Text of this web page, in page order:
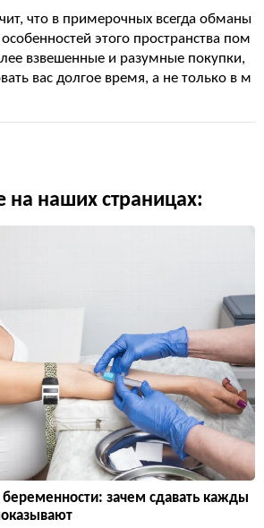
что в примерочных всегда обманы
этого пространства пом
взвешенные и разумные покупки,
вас долгое время, а не только в м
на наших страницах:
зачем сдавать кажды